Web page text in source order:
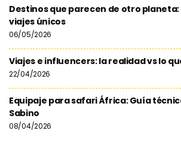
Destinos que parecen de otro
viajes únicos
06/05/2026
Viajes e influencers: la realidad vs lo
22/04/2026
Equipaje para safari África: Guía
Sabino
08/04/2026